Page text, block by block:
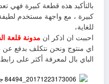
بالتأكيد هذه قطعة كبيرة فهي
كبيرة ، مع واجهة مستخدم
للغاية،
احببت ان اذكر ان مدونة قلعة
اي منتوج ونحن نتكلف بدفع
الباي بال لمعرفة أكثر على رابط